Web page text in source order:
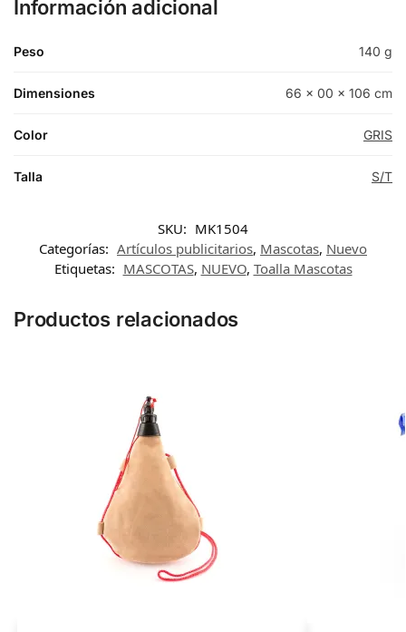
Información adicional
Peso 140 g
Dimensiones 66 × 00 × 106 cm
Color GRIS
Talla S/T
SKU: MK1504
Categorías: Artículos publicitarios, Mascotas, Nuevo
Etiquetas: MASCOTAS, NUEVO, Toalla Mascotas
Productos relacionados